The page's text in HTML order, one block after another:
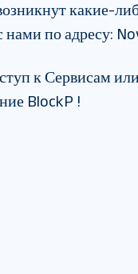
какие-
нами по адресу:
к Сервисам
BlockP !